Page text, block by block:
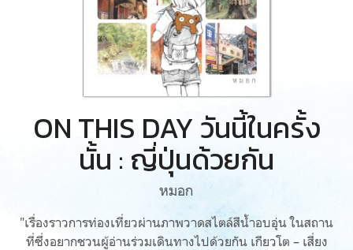
ON THIS DAY วันนี้ในครั้ง
นั้น : ญี่ปุ่นด้วยกัน
หมอก
"เรื่องราวการท่องเที่ยวผ่านภาพวาดสไตล์สีน้ำอบอุ่น ในสถาน
ที่ซึ่งอยากชวนผู้อ่านร่วมเดินทางไปด้วยกัน เกียวโต – เสี่ยง